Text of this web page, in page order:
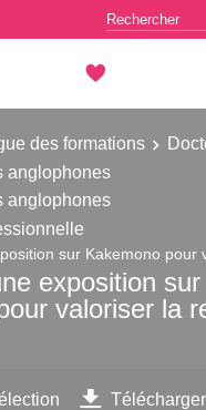
des formations
anglophones
anglophones
sur Kakemono pour
exposition sur
valoriser la
Télécharger